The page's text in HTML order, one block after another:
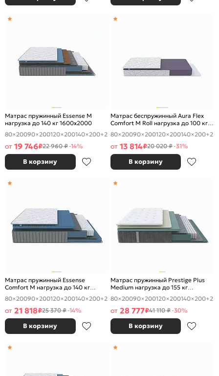
Матрас пружинный Essense M
нагрузка до 140 кг 1600x2000
80×20090×200120×200140×200+2
от 19 746₽22 960 ₽-14%
В корзину
Матрас беспружинный Aura Flex
Comfort M Roll нагрузка до 100 кг
1600x2000
80×20090×200120×200140×200+2
от 13 814₽20 020 ₽-31%
В корзину
Матрас пружинный Essense
Comfort М нагрузка до 140 кг
1600x2000
80×20090×200120×200140×200+2
от 21 818₽25 370 ₽-14%
В корзину
Матрас пружинный Prestige Plus
Medium нагрузка до 155 кг
1600x2000
80×20090×200120×200140×200+2
от 28 777₽41 110 ₽-30%
В корзину